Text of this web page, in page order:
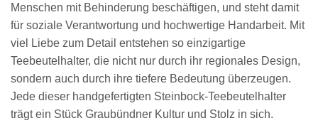
Menschen mit Behinderung beschäftigen, und steht damit
für soziale Verantwortung und hochwertige Handarbeit. Mit
viel Liebe zum Detail entstehen so einzigartige
Teebeutelhalter, die nicht nur durch ihr regionales Design,
sondern auch durch ihre tiefere Bedeutung überzeugen.
Jede dieser handgefertigten Steinbock-Teebeutelhalter
trägt ein Stück Graubündner Kultur und Stolz in sich.